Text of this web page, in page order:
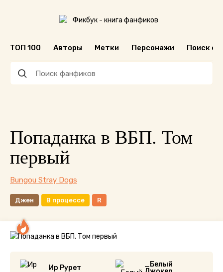
ТОП 100 Авторы Метки Персонажи Поиск
Попаданка в ВБП. Том
первый
Bungou Stray Dogs
Джен В процессе R
Ир Рурет
_Белый